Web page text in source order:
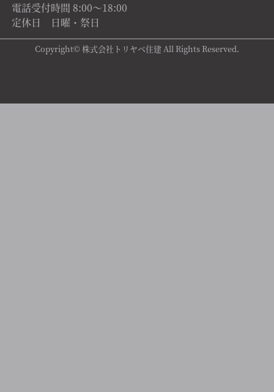
電話受付時間 8:00～18:00
定休日 日曜・祭日
Copyright© 株式会社トリヤベ住建 All Rights Reserved.